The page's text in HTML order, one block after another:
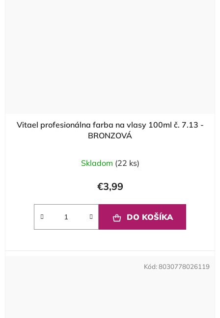
Vitael profesionálna farba na vlasy 100ml č. 7.13 -
BRONZOVÁ
Skladom (22 ks)
€3,99
DO KOŠÍKA
Kód: 8030778026119